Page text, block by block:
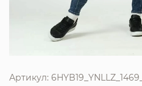
Артикул: